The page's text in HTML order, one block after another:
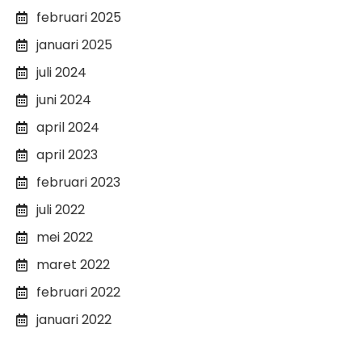
februari 2025
januari 2025
juli 2024
juni 2024
april 2024
april 2023
februari 2023
juli 2022
mei 2022
maret 2022
februari 2022
januari 2022